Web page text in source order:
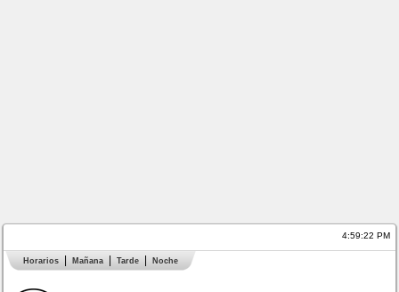
4:59:22 PM
Horarios Mañana Tarde Noche